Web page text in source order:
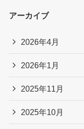
アーカイブ
2026年4月
2026年1月
2025年11月
2025年10月